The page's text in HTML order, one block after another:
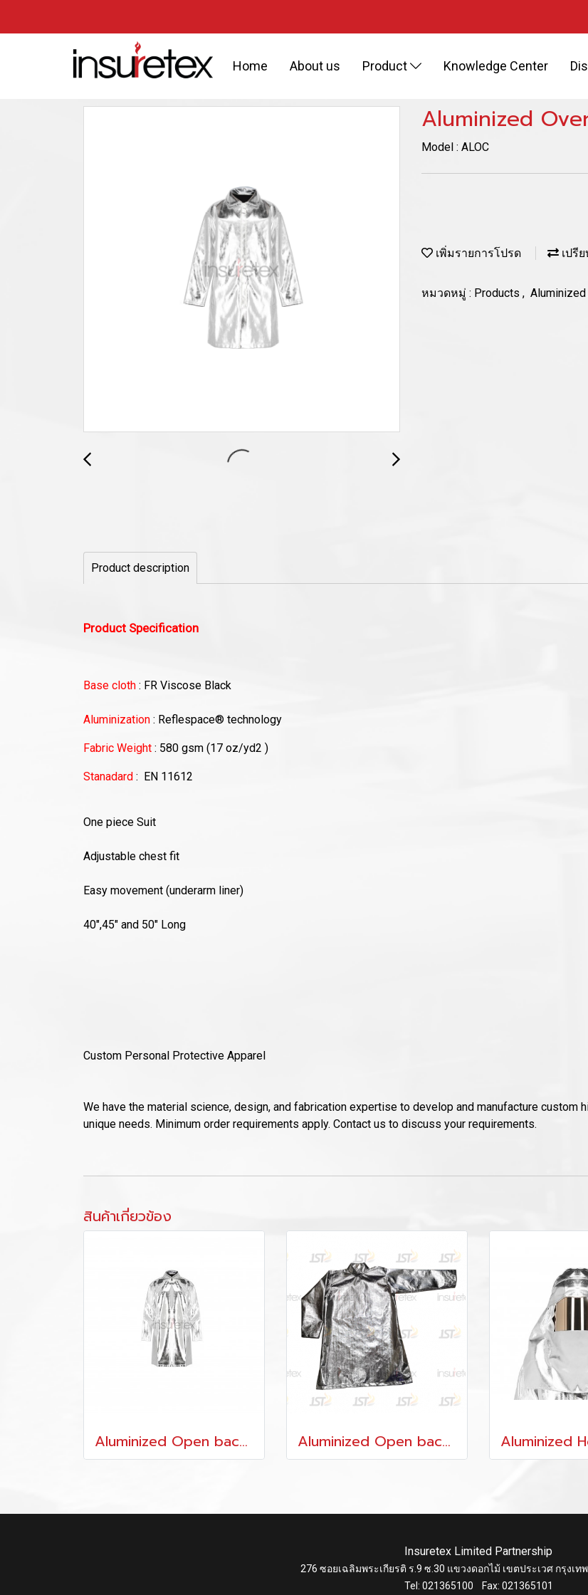
Home About us Product Knowledge Center
Aluminized
Model : ALOC
เพิ่มรายการโปรด เปรี
หมวดหมู่ : Products ,
Product description
Product Specification
Base cloth : FR Viscose Black
Aluminization : Reflespace® technology
Fabric Weight : 580 gsm (17 oz/yd2 )
Stanadard : EN 11612
One piece Suit
Adjustable chest fit
Easy movement (underarm liner)
40",45" and 50" Long
Custom Personal Protective Apparel
We have the material science, design, and fabrication expertise to develop and manufacture custom
unique needs. Minimum order requirements apply. Contact us to discuss your requirements.
สินค้าเกี่ยวข้อง
Aluminized Open back Style Aluminized Open back+ FR cotton liner
Insuretex Limited Partnership
276 ซอยเฉลิมพระเกียรติ ร.9 ซ.30 แขวงดอกไม้ เขตประเวศ กรุงเท
Tel: 021365100 Fax: 021365101